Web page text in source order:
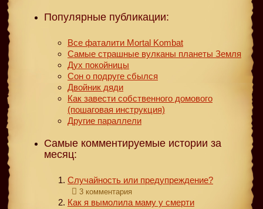
Популярные публикации:
Все фаталити Mortal Kombat
Самые страшные вулканы планеты Земля
Дух покойницы
Сон о подруге сбылся
Двойник дяди
Как завести собственного домового
(пошаговая инструкция)
Другие параллели
Самые комментируемые истории за
месяц:
Случайность или предупреждение?
3 комментария
Как я вымолила маму у смерти